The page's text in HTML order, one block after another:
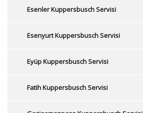
Esenler Kuppersbusch Servisi
Esenyurt Kuppersbusch Servisi
Eyüp Kuppersbusch Servisi
Fatih Kuppersbusch Servisi